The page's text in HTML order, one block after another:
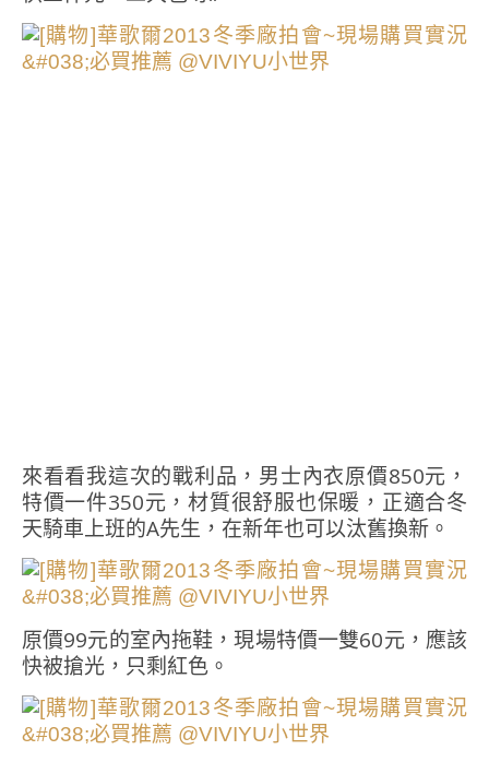
來看看我這次的戰利品，男士內衣原價850元，
特價一件350元，材質很舒服也保暖，正適合冬
天騎車上班的A先生，在新年也可以汰舊換新。
原價99元的室內拖鞋，現場特價一雙60元，應該
快被搶光，只剩紅色。